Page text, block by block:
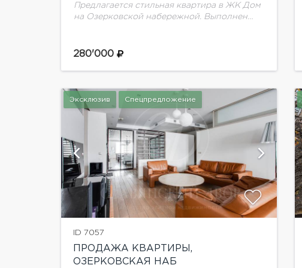
Предлагается стильная квартира в ЖК Дом
на Озерковской набережной. Выполнен
вся мебель и техника от ведущих
проживания.Планировка:...
280'000
Эксклюзив Спецпредложение
ID 7057
ПРОДАЖА КВАРТИРЫ,
ОЗЕРКОВСКАЯ НАБ
показать ещё 9 фотографий